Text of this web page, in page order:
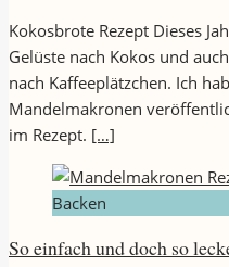
Kokosbrote Rezept Dieses
Gelüste nach Kokos und
nach Kaffeeplätzchen. Ich
Mandelmakronen
im Rezept. […]
Backen
So einfach und doch so